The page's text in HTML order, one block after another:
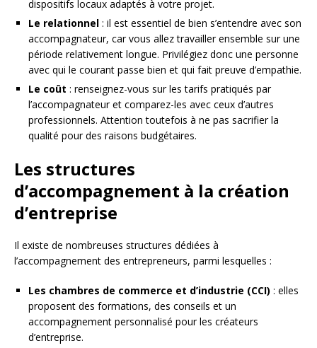
dispositifs locaux adaptés à votre projet.
Le relationnel : il est essentiel de bien s’entendre avec son
accompagnateur, car vous allez travailler ensemble sur une
période relativement longue. Privilégiez donc une personne
avec qui le courant passe bien et qui fait preuve d’empathie.
Le coût : renseignez-vous sur les tarifs pratiqués par
l’accompagnateur et comparez-les avec ceux d’autres
professionnels. Attention toutefois à ne pas sacrifier la
qualité pour des raisons budgétaires.
Les structures
d’accompagnement à la création
d’entreprise
Il existe de nombreuses structures dédiées à
l’accompagnement des entrepreneurs, parmi lesquelles :
Les chambres de commerce et d’industrie (CCI) : elles
proposent des formations, des conseils et un
accompagnement personnalisé pour les créateurs
d’entreprise.